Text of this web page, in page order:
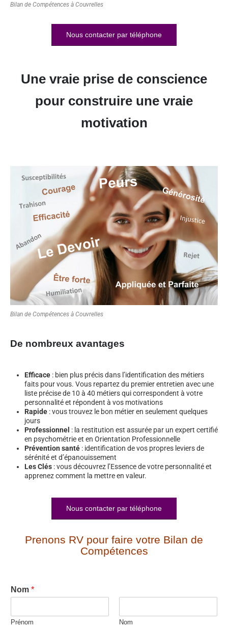
Bilan de Compétences à Couvrelles
Nous contacter par téléphone
Une vraie prise de conscience
pour construire une vraie
motivation
Bilan de Compétences à Couvrelles
De nombreux avantages
Efficace : bien plus précis dans l’identification des métiers
faits pour vous. Vous repartez du premier entretien avec une
liste précise de 10 à 40 métiers qui correspondent à votre
personnalité et répondent à vos motivations
Rapide : vous trouvez le bon métier en seulement quelques
jours
Professionnel : la restitution est assurée par un expert certifié
en psychométrie et en Orientation Professionnelle
Prévention santé : identification de vos propres leviers de
sérénité et d’épanouissement
Les Clés : vous découvrez l’Essence de votre personnalité et
apprenez comment la mettre en valeur.
Nous contacter par téléphone
Prenons RV pour faire votre Bilan de
Compétences
Nom *
Prénom Nom